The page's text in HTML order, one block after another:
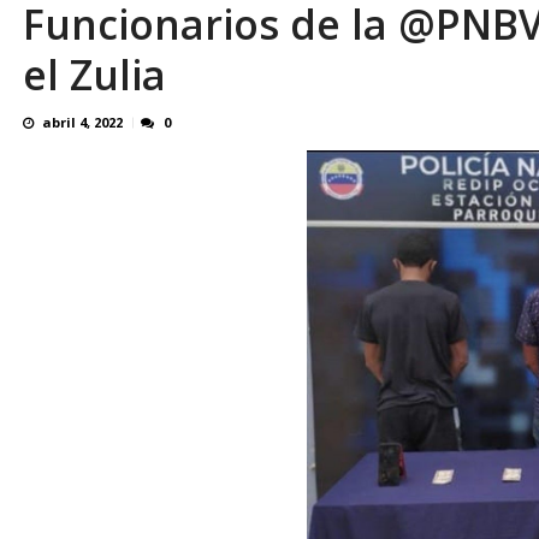
Reino Unido dejará millonaria donación
Funcionarios de la
el Zulia
abril 4, 2022 0